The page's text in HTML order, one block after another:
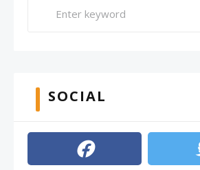
SOCIAL